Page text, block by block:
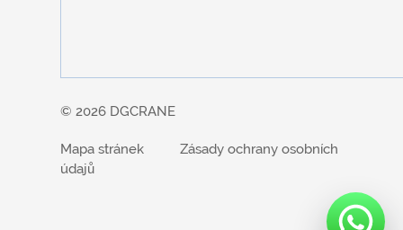
© 2026 DGCRANE
Mapa stránek
Zásady ochrany osobních
údajů